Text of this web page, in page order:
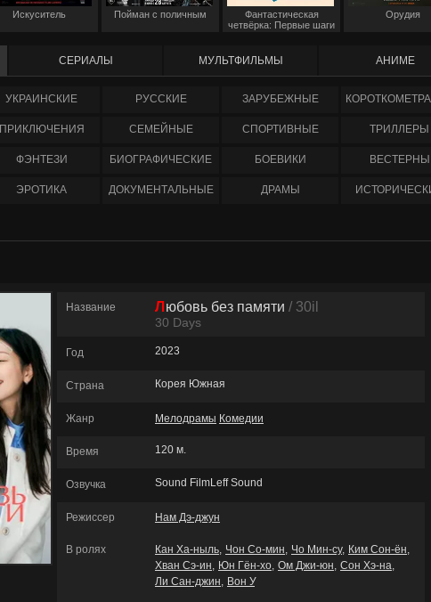
Искуситель Пойман с поличным
Фантастическая
четвёрка: Первые шаги
Орудия
СЕРИАЛЫ МУЛЬТФИЛЬМЫ АНИМЕ
УКРАИНCКИЕ РУССКИЕ ЗАРУБЕЖНЫЕ
ПРИКЛЮЧЕНИЯ СЕМЕЙНЫЕ СПОРТИВНЫЕ ТРИЛЛЕРЫ
ФЭНТЕЗИ БИОГРАФИЧЕСКИЕ БОЕВИКИ ВЕСТЕРНЫ
ЭРОТИКА ДОКУМЕНТАЛЬНЫЕ ДРАМЫ
Название Любовь без памяти / 30il
30 Days
Год 2023
Страна Корея Южная
Жанр Мелодрамы Комедии
Время 120 м.
Озвучка Sound FilmLeff Sound
Режиссер Нам Дэ-джун
В ролях Кан Ха-ныль Чон Со-мин Чо Мин-су
Ким Сон-ён
Хван Сэ-ин
Юн Гён-хо Ом Джи-юн Сон Хэ-на
Ли Сан-джин
Вон У